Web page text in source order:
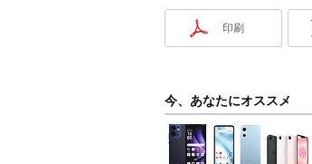
印刷
今、あなたにオススメ